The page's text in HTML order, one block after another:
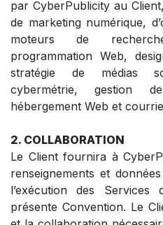
par CyberPublicity au
de marketing numérique,
moteurs de
programmation Web,
stratégie de médias
cybermétrie, gestion
hébergement Web et
2. CO​LLABORATION
Le Client fournira à
renseignements et
l’exécution des Services
présente Convention. Le